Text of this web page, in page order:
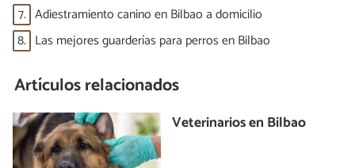
7. Adiestramiento canino en Bilbao a domicilio
8. Las mejores guarderías para perros en Bilbao
Artículos relacionados
Veterinarios en Bilbao